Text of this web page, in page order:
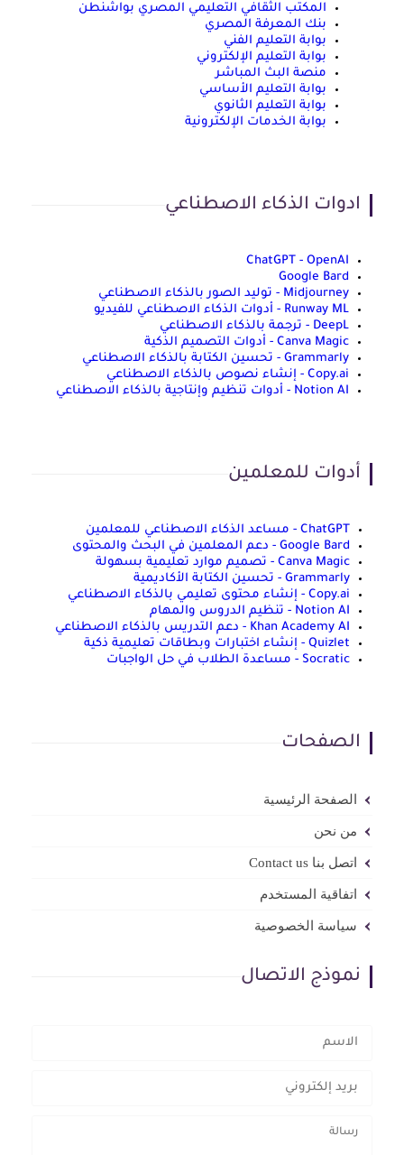
المكتب الثقافي التعليمي المصري بواشنطن
بنك المعرفة المصري
بوابة التعليم الفني
بوابة التعليم الإلكتروني
منصة البث المباشر
بوابة التعليم الأساسي
بوابة التعليم الثانوي
بوابة الخدمات الإلكترونية
ادوات الذكاء الاصطناعي
ChatGPT - OpenAI
Google Bard
Midjourney - توليد الصور بالذكاء الاصطناعي
Runway ML - أدوات الذكاء الاصطناعي للفيديو
DeepL - ترجمة بالذكاء الاصطناعي
Canva Magic - أدوات التصميم الذكية
Grammarly - تحسين الكتابة بالذكاء الاصطناعي
Copy.ai - إنشاء نصوص بالذكاء الاصطناعي
Notion AI - أدوات تنظيم وإنتاجية بالذكاء الاصطناعي
أدوات للمعلمين
ChatGPT - مساعد الذكاء الاصطناعي للمعلمين
Google Bard - دعم المعلمين في البحث والمحتوى
Canva Magic - تصميم موارد تعليمية بسهولة
Grammarly - تحسين الكتابة الأكاديمية
Copy.ai - إنشاء محتوى تعليمي بالذكاء الاصطناعي
Notion AI - تنظيم الدروس والمهام
Khan Academy AI - دعم التدريس بالذكاء الاصطناعي
Quizlet - إنشاء اختبارات وبطاقات تعليمية ذكية
Socratic - مساعدة الطلاب في حل الواجبات
الصفحات
الصفحة الرئيسية
من نحن
اتصل بنا Contact us
اتفاقية المستخدم
سياسة الخصوصية
نموذج الاتصال